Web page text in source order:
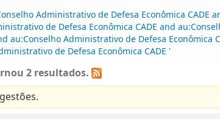
Administrativo de Defesa Econômica
de Defesa Econômica CADE and
au:Conselho Administrativo de Defesa Econômica
de Defesa Econômica CADE '
2 resultados.